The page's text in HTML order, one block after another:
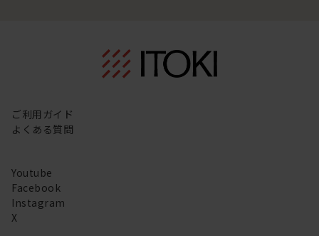
ご利用ガイド
よくある質問
Youtube
Facebook
Instagram
X